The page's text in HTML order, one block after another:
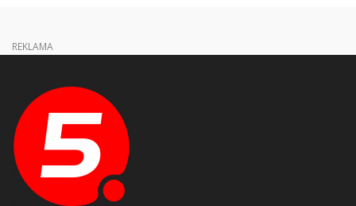
REKLAMA